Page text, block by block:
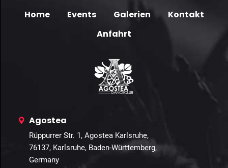
Home Events Galerien
Kontakt
Anfahrt
Agostea
Rüppurrer Str. 1, Agostea Karlsruhe,
76137, Karlsruhe, Baden-Württemberg,
Germany